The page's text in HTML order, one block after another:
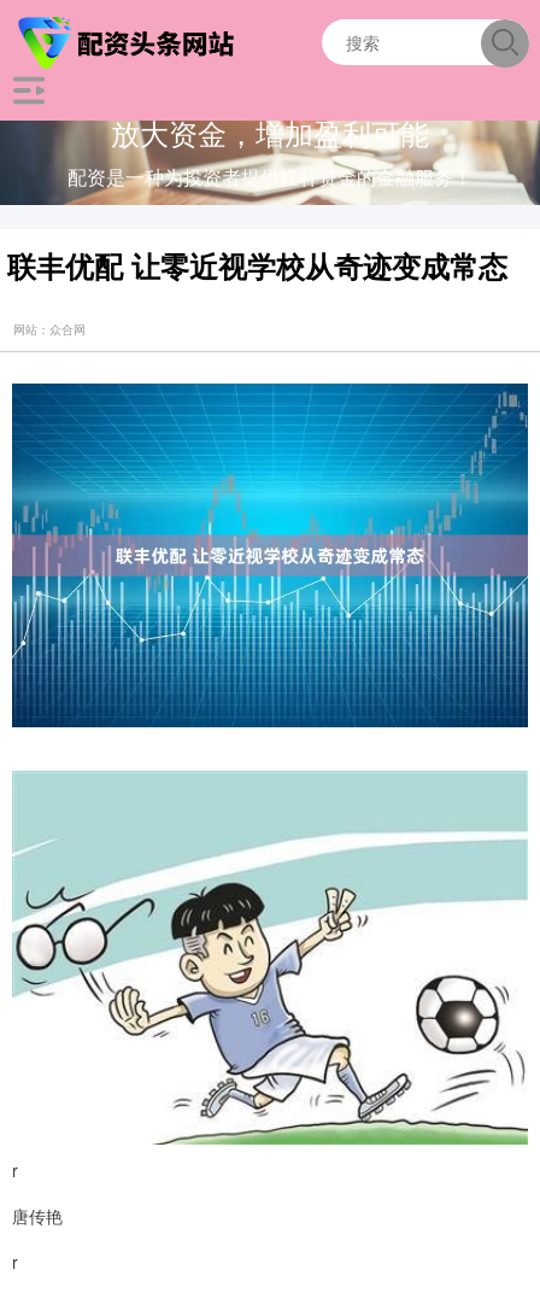
放大资金，增加盈利可能
配资是一种为投资者提供杠杆资金的金融服务！
联丰优配 让零近视学校从奇迹变成常态
网站：众合网
r
唐传艳
r